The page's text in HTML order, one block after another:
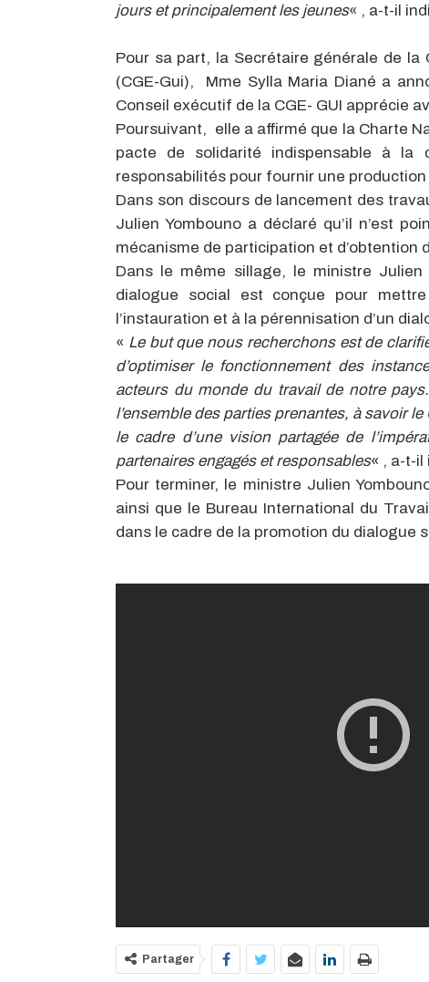
jours et principalement les jeunes« , a-t-il
Pour sa part, la Secrétaire générale de la
(CGE-Gui), Mme Sylla Maria Diané a
Conseil exécutif de la CGE- GUI apprécie
Poursuivant, elle a affirmé que la Charte
pacte de solidarité indispensable à la
responsabilités pour fournir une
Dans son discours de lancement des
Julien Yombouno a déclaré qu’il n’est
mécanisme de participation et d’obtention
Dans le même sillage, le ministre
dialogue social est conçue pour
l’instauration et à la pérennisation d’un
« Le but que nous recherchons est de
d’optimiser le fonctionnement des
acteurs du monde du travail de notre
l’ensemble des parties prenantes, à savoir
le cadre d’une vision partagée de
partenaires engagés et responsables« , a-t-il
Pour terminer, le ministre Julien
ainsi que le Bureau International du
dans le cadre de la promotion du dialogue
Partager